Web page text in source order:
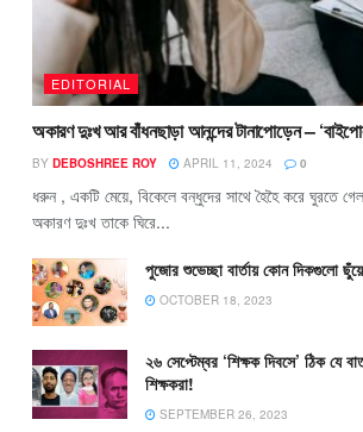
EDITORIAL
অকারণ দুঃখ আর বাঁধনছাড়া আনন্দের টানাপোড়েন –
BY DEBOSHREE ROY APRIL 11, 2024 0
ধরুন , একটি মেয়ে, বিকেলে বন্ধুদের সাথে হৈহৈ করে ঘুরতে
অকারণ দুঃখ তাকে ঘিরে...
পুজোর শুভেচ্ছা বার্তায় কোন দিকগুলো
OCTOBER 18, 2023
২৬ সেপ্টেম্বর ‘শিক্ষক দিবসে’ ঠিক যে
শিক্ষকরা!
SEPTEMBER 26, 2023